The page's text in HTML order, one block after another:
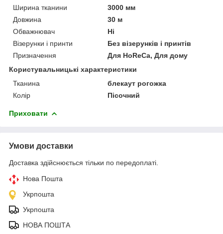
Ширина тканини
3000 мм
Довжина
30 м
Обважнювач
Ні
Візерунки і принти
Без візерунків і принтів
Призначення
Для HoReCa, Для дому
Користувальницькі характеристики
Тканина
блекаут рогожка
Колір
Пісочний
Приховати
Умови доставки
Доставка здійснюється тільки по передоплаті.
Нова Пошта
Укрпошта
Укрпошта
НОВА ПОШТА